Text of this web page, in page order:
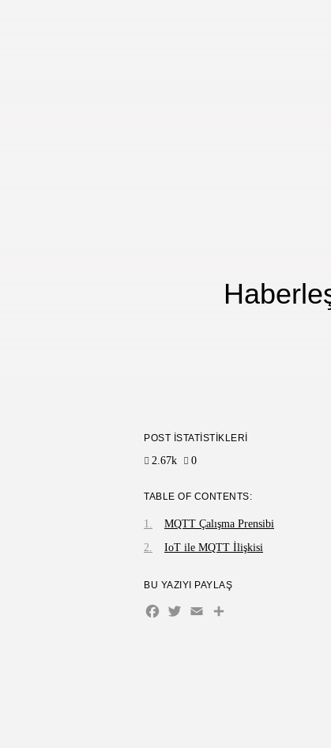
POST İSTATISTIKLERI
2.67k 0
TABLE OF CONTENTS:
MQTT Çalışma Prensibi
IoT ile MQTT İlişkisi
BU YAZIYI PAYLAŞ
Facebook
Twitter
EmailShare